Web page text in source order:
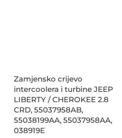
Zamjensko crijevo
intercoolera i turbine JEEP
LIBERTY / CHEROKEE 2.8
CRD, 55037958AB,
55038199AA, 55037958AA,
038919E